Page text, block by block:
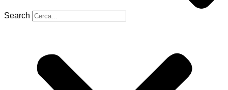
Search